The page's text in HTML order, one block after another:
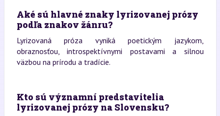
Aké sú hlavné znaky lyrizovanej prózy
podľa znakov žánru?
Lyrizovaná próza vyniká poetickým jazykom,
obraznosťou, introspektívnymi postavami a silnou
väzbou na prírodu a tradície.
Kto sú významní predstavitelia
lyrizovanej prózy na Slovensku?